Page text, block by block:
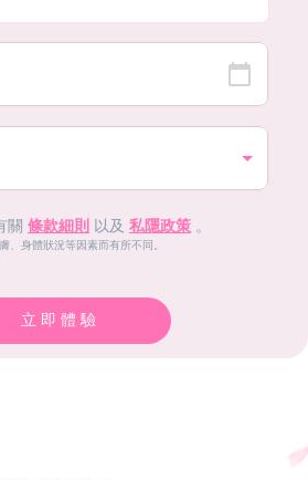
關 條款細則 以及 私隱政策 。
、身體狀況等因素而有所不同。
立即體驗